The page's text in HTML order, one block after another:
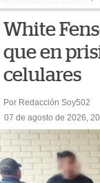
White
que en
celulares
Por Redacción Soy502
07 de agosto de 2026,